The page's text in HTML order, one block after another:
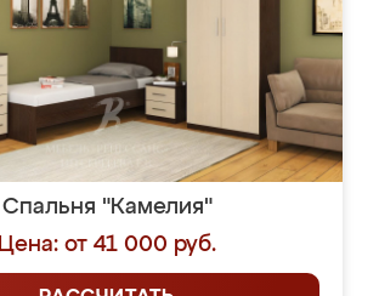
Спальня "Камелия"
Цена: от 41 000 руб.